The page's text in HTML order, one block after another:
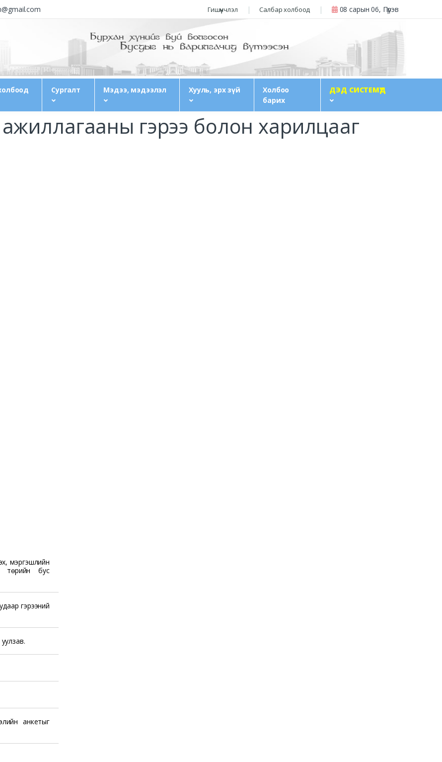
Гишүүнчлэл Салбар холбоод 08 сарын 06, Пүрэв
Сургалт Мэдээ, мэдээлэл Хууль, эрх зүй
Холбоо
барих
ДЭД СИСТЕМҮҮД
гэрээ болон харилцааг
мэргэшлийн
төрийн бус
гэрээний
анкетыг